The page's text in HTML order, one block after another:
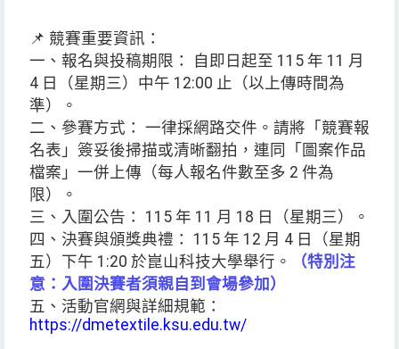
📌 競賽重要資訊：
一、報名與投稿期限： 自即日起至 115 年 11 月
4 日（星期三）中午 12:00 止（以上傳時間為
準）。
二、參賽方式： 一律採網路交件。請將「競賽報
名表」簽妥後掃描或清晰翻拍，連同「圖案作品
檔案」一併上傳（每人報名件數至多 2 件為
限）。
三、入圍公告： 115 年 11 月 18 日（星期三）。
四、決賽與頒獎典禮： 115 年 12 月 4 日（星期
五）下午 1:20 於崑山科技大學舉行。
（特別注
意：入圍決賽者須親自到會場參加）
五、活動官網與詳細規範：
https://dmetextile.ksu.edu.tw/